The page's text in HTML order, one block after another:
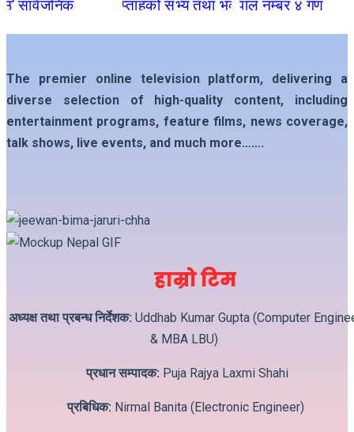
The premier online television platform, delivering a
diverse selection of high-quality content, including
entertainment programs, feature films, news coverage,
talk shows, live events, and much more…….
हाम्रो टिम
अध्यक्ष तथा प्रबन्ध निर्देशक:Uddhab Kumar Gupta (Computer
& MBA LBU)
प्रधान सम्पादक: Puja Rajya Laxmi Shahi
प्रबिधिक: Nirmal Banita (Electronic Engineer)